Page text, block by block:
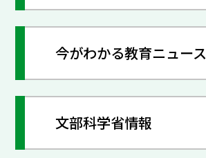
今がわかる教育ニュース
文部科学省情報